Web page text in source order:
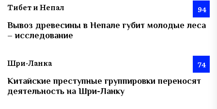
Тибет и Непал 94
Вывоз древесины в Непале губит молодые леса
– исследование
Шри-Ланка 74
Китайские преступные группировки переносят
деятельность на Шри-Ланку